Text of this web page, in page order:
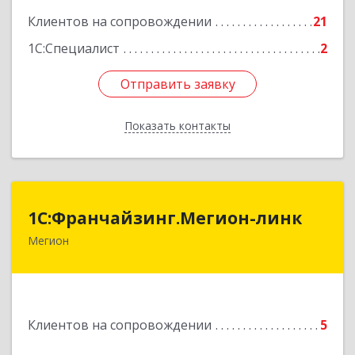
Клиентов на сопровождении
21
1С:Специалист
2
Отправить заявку
Показать контакты
Подробнее
Отправить заявку
Назад
1С:Франчайзинг.Мегион-линк
Мегион
Клиентов на сопровождении 5
1С:Франчайзинг.Мегион-линк